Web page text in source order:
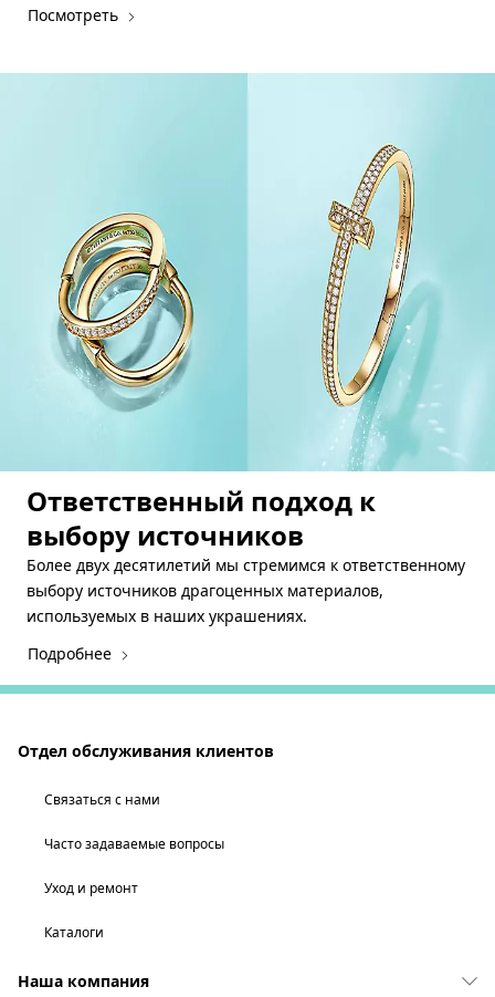
Посмотреть
Ответственный подход к
выбору источников
Более двух десятилетий мы стремимся к ответственному
выбору источников драгоценных материалов,
используемых в наших украшениях.
Подробнее
Отдел обслуживания клиентов
Связаться с нами
Часто задаваемые вопросы
Уход и ремонт
Каталоги
Наша компания